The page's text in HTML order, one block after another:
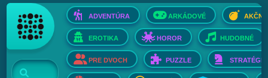
ADVENTÚRA ARKÁDOVÉ AKČNÉ
EROTIKA HOROR HUDOBNÉ
PRE DVOCH PUZZLE STRATÉGIE